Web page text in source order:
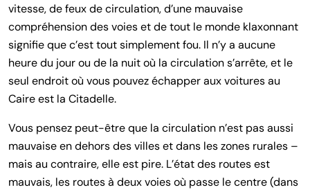
vitesse, de feux de circulation, d’une mauvaise
compréhension des voies et de tout le monde klaxonnant
signifie que c’est tout simplement fou. Il n’y a aucune
heure du jour ou de la nuit où la circulation s’arrête, et le
seul endroit où vous pouvez échapper aux voitures au
Caire est la Citadelle.
Vous pensez peut-être que la circulation n’est pas aussi
mauvaise en dehors des villes et dans les zones rurales –
mais au contraire, elle est pire. L’état des routes est
mauvais, les routes à deux voies où passe le centre (dans